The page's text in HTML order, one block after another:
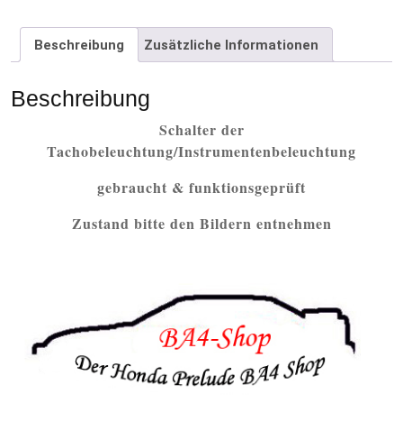
Beschreibung Zusätzliche Informationen
Beschreibung
Schalter der
Tachobeleuchtung/Instrumentenbeleuchtung
gebraucht & funktionsgeprüft
Zustand bitte den Bildern entnehmen